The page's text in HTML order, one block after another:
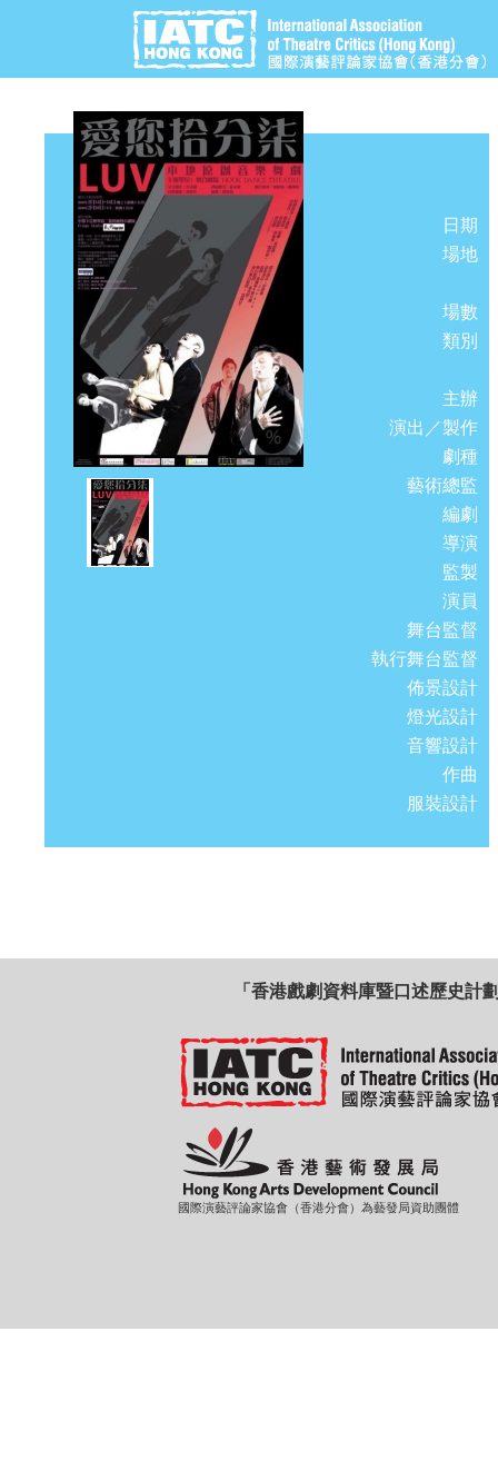
日期
場地
場數
類別
主辦
演出／製作
劇種
藝術總監
編劇
導演
監製
演員
舞台監督
執行舞台監督
佈景設計
燈光設計
音響設計
作曲
服裝設計
「香港戲劇資料庫暨口述歷史計
國際演藝評論家協會（香港分會）為藝發局資助團體